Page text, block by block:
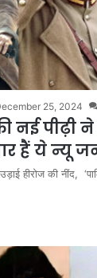
25, 2024
पीढ़ी ने
हैं ये न्यू
हीरोज की नींद,